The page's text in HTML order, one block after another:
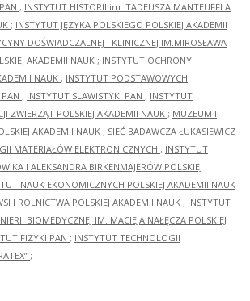
; INSTYTUT HISTORII im. TADEUSZA MANTEUFFLA
; INSTYTUT JĘZYKA POLSKIEGO POLSKIEJ AKADEMII
DOŚWIADCZALNEJ I KLINICZNEJ IM.MIROSŁAWA
AKADEMII NAUK ; INSTYTUT OCHRONY
NAUK ; INSTYTUT PODSTAWOWYCH
; INSTYTUT SLAWISTYKI PAN ; INSTYTUT
ZWIERZĄT POLSKIEJ AKADEMII NAUK ; MUZEUM I
AKADEMII NAUK ; SIEĆ BADAWCZA ŁUKASIEWICZ
MATERIAŁÓW ELEKTRONICZNYCH ; INSTYTUT
I ALEKSANDRA BIRKENMAJERÓW POLSKIEJ
NAUK EKONOMICZNYCH POLSKIEJ AKADEMII NAUK
I ROLNICTWA POLSKIEJ AKADEMII NAUK ; INSTYTUT
BIOMEDYCZNEJ IM. MACIEJA NAŁĘCZA POLSKIEJ
FIZYKI PAN ; INSTYTUT TECHNOLOGII
;